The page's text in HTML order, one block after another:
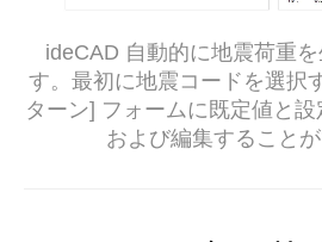
ideCAD 自動的に地震荷重
す。最初に地震コードを選択
ターン] フォームに既定値と
および編集することが